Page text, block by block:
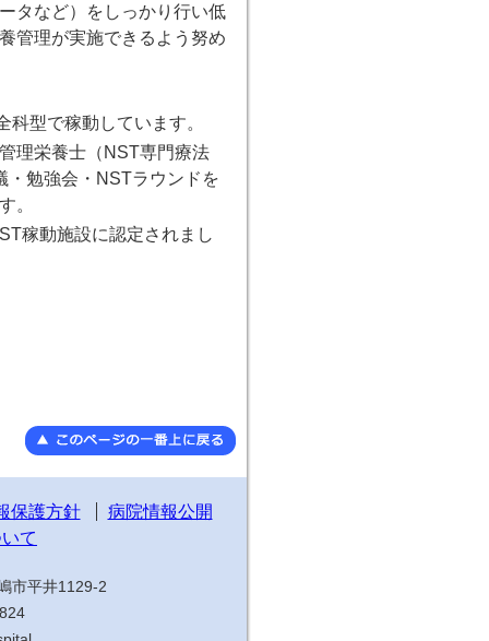
タなど）をしっかり行い低
管理が実施できるよう努め
型で稼動しています。
理栄養士（NST専門療法
・勉強会・NSTラウンドを
。
稼動施設に認定されまし
保護方針
病院情報公開
て
市平井1129-2